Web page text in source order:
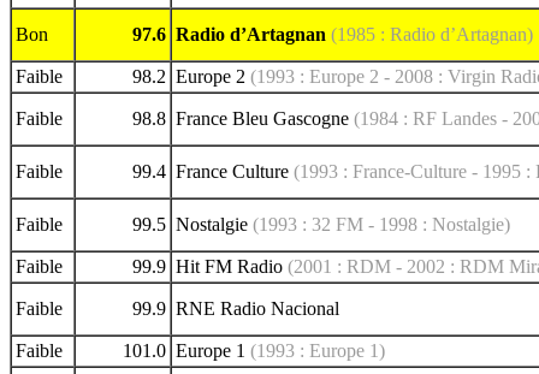
Bon 97.6 Radio d’Artagnan (1985 : Radio d’Artagnan)
Faible 98.2 Europe 2 (1993 : Europe 2 - 2008 : Virgin
Faible 98.8 France Bleu Gascogne (1984 : RF Landes -
Faible 99.4 France Culture (1993 : France-Culture - 1995 :
Faible 99.5 Nostalgie (1993 : 32 FM - 1998 : Nostalgie)
Faible 99.9 Hit FM Radio (2001 : RDM - 2002 : RDM
Faible 99.9 RNE Radio Nacional
Faible 101.0 Europe 1 (1993 : Europe 1)